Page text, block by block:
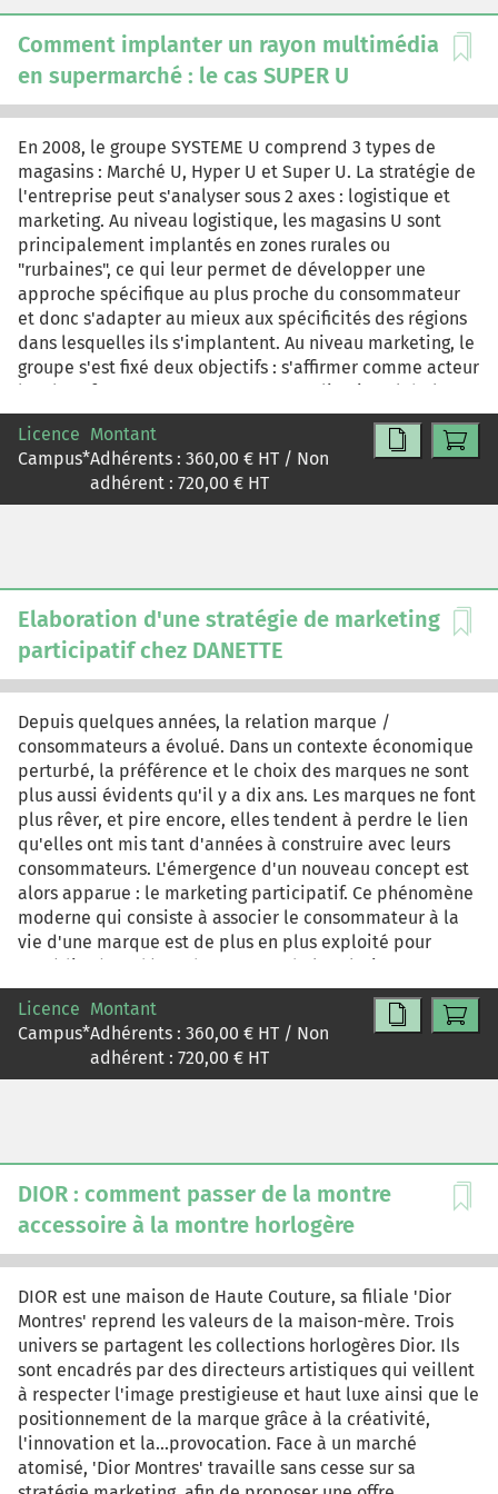
Nouvellement recruté(e) dans le service marketing de la
société en tant que chef de produit vous devez élaborer
une stratégie permettant à la société de s'implanter sur
ce marché émergent.
Comment implanter un rayon multimédia
en supermarché : le cas SUPER U
En 2008, le groupe SYSTEME U comprend 3 types de
magasins : Marché U, Hyper U et Super U. La stratégie de
l'entreprise peut s'analyser sous 2 axes : logistique et
marketing. Au niveau logistique, les magasins U sont
principalement implantés en zones rurales ou
"rurbaines", ce qui leur permet de développer une
approche spécifique au plus proche du consommateur
et donc s'adapter au mieux aux spécificités des régions
dans lesquelles ils s'implantent. Au niveau marketing, le
groupe s'est fixé deux objectifs : s'affirmer comme acteur
local performant avec une conceptualisation globale et
développer la notoriété des magasins U et de la marque
U. Le marché du multimédia a connu une forte évolution
ces dernières années avec des taux d'équipement qui ne
cessent d'augmenter. Les consommateurs veulent être à
BUR, vous demande en tant que responsable du
développement de proposer une implantation d'un
rayon multimédia dans le magasin...
Licence
Campus*
Montant
Adhérents : 360,00 € HT / Non
adhérent : 720,00 € HT
Elaboration d'une stratégie de marketing
participatif chez DANETTE
Depuis quelques années, la relation marque /
consommateurs a évolué. Dans un contexte économique
perturbé, la préférence et le choix des marques ne sont
plus aussi évidents qu'il y a dix ans. Les marques ne font
plus rêver, et pire encore, elles tendent à perdre le lien
qu'elles ont mis tant d'années à construire avec leurs
consommateurs. L'émergence d'un nouveau concept est
alors apparue : le marketing participatif. Ce phénomène
moderne qui consiste à associer le consommateur à la
vie d'une marque est de plus en plus exploité pour
remédier à ce désenchantement de la relation
marque/consommateur. DANETTE fut l'une des marques
agro-alimentaires initiatrices de cette tendance de fond
du marketing en France. L'étude de cas permet alors de
comprendre pourquoi et comment le marketing
détaillés au sein de l'étude de cas : - l'étude du marché
des crèmes desserts en France et ses différents acteurs ;
- la stratégie de communication des différents acteurs
du marché : idées créatives et médias utilisés ; - le
marketing de la marque Danette : son histoire, ses
produits et ses valeurs ; - le marketing participatif dans
l'industrie agro-alimentaire : les raisons de son
émergence, les différents mécanismes et exemples
d'opération.
Licence
Campus*
Montant
Adhérents : 360,00 € HT / Non
adhérent : 720,00 € HT
DIOR : comment passer de la montre
accessoire à la montre horlogère
DIOR est une maison de Haute Couture, sa filiale 'Dior
Montres' reprend les valeurs de la maison-mère. Trois
univers se partagent les collections horlogères Dior. Ils
sont encadrés par des directeurs artistiques qui veillent
à respecter l'image prestigieuse et haut luxe ainsi que le
positionnement de la marque grâce à la créativité,
l'innovation et la...provocation. Face à un marché
atomisé, 'Dior Montres' travaille sans cesse sur sa